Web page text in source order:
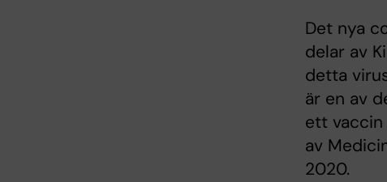
Det nya
delar av
detta
är en av
ett
av
2020.